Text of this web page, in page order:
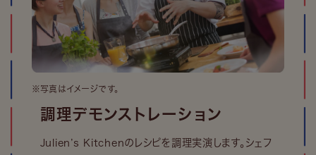
※写真はイメージです。
調理デモンストレーション
Julien’s Kitchenのレシピを調理実演します。シェフ